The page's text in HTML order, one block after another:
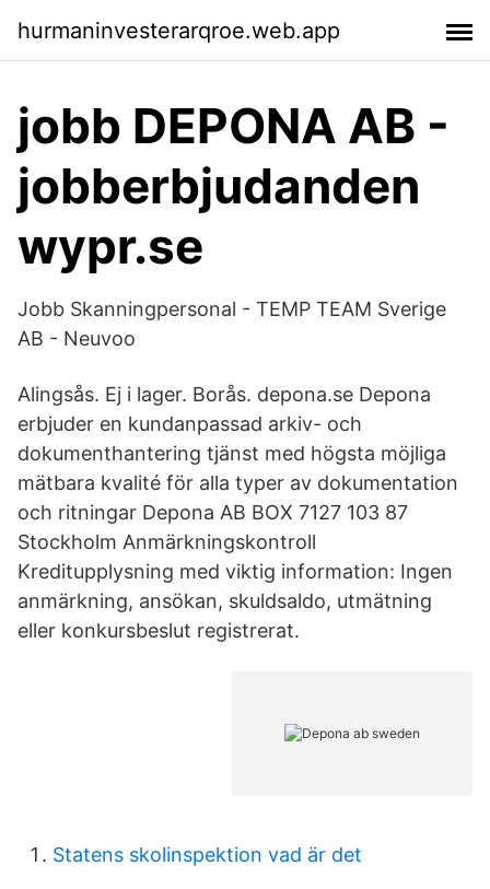
hurmaninvesterarqroe.web.app
jobb DEPONA AB -
jobberbjudanden
wypr.se
Jobb Skanningpersonal - TEMP TEAM Sverige
AB - Neuvoo
Alingsås. Ej i lager. Borås. depona.se Depona
erbjuder en kundanpassad arkiv- och
dokumenthantering tjänst med högsta möjliga
mätbara kvalité för alla typer av dokumentation
och ritningar Depona AB BOX 7127 103 87
Stockholm Anmärkningskontroll
Kreditupplysning med viktig information: Ingen
anmärkning, ansökan, skuldsaldo, utmätning
eller konkursbeslut registrerat.
Statens skolinspektion vad är det